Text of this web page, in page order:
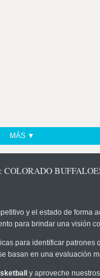
MÁS ▼
y el estado de forma
para brindar una visión
para identificar
basan en una evaluación
y aproveche